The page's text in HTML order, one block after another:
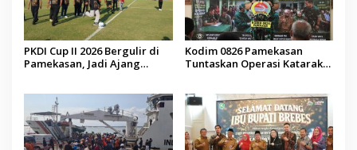
PKDI Cup II 2026 Bergulir di
Pamekasan, Jadi Ajang
Kodim 0826 Pamekasan
Tuntaskan Operasi Katarak